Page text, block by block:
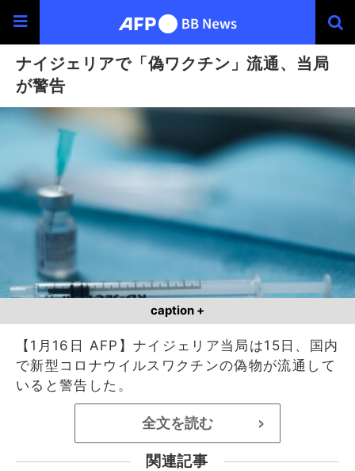
ナイジェリアで「偽ワクチン」流通、当局
が警告
caption +
【1月16日 AFP】ナイジェリア当局は15日、国内
で新型コロナウイルスワクチンの偽物が流通して
いると警告した。
全文を読む >
関連記事